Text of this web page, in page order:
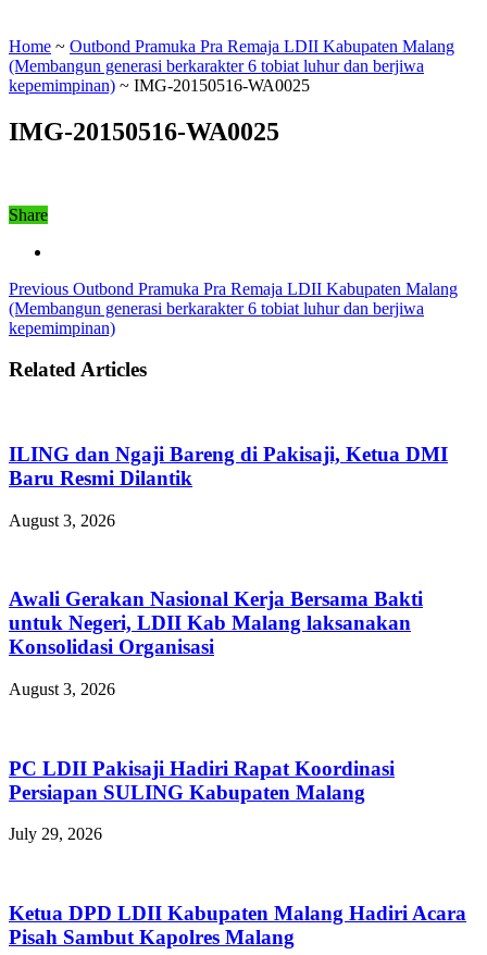
Home ~ Outbond Pramuka Pra Remaja LDII Kabupaten Malang
(Membangun generasi berkarakter 6 tobiat luhur dan berjiwa
kepemimpinan) ~ IMG-20150516-WA0025
IMG-20150516-WA0025
Share
Previous Outbond Pramuka Pra Remaja LDII Kabupaten Malang
(Membangun generasi berkarakter 6 tobiat luhur dan berjiwa
kepemimpinan)
Related Articles
ILING dan Ngaji Bareng di Pakisaji, Ketua DMI
Baru Resmi Dilantik
August 3, 2026
Awali Gerakan Nasional Kerja Bersama Bakti
untuk Negeri, LDII Kab Malang laksanakan
Konsolidasi Organisasi
August 3, 2026
PC LDII Pakisaji Hadiri Rapat Koordinasi
Persiapan SULING Kabupaten Malang
July 29, 2026
Ketua DPD LDII Kabupaten Malang Hadiri Acara
Pisah Sambut Kapolres Malang